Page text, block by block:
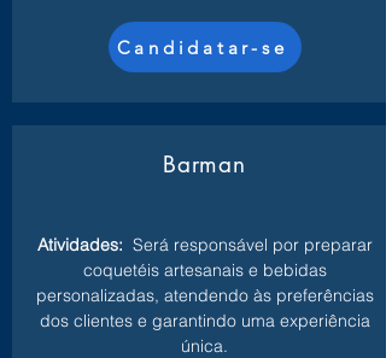
Candidatar-se
Barman
Atividades: Será responsável por preparar
coquetéis artesanais e bebidas
personalizadas, atendendo às preferências
dos clientes e garantindo uma experiência
única.